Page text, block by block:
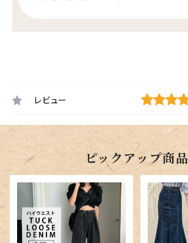
レビュー
ピックアップ商品